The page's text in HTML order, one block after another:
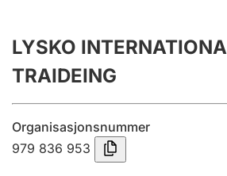
Årsregnskap
Innsending og forsinkelsesgebyr
Tinglysing
LYSKO
TRAIDEING
Organisasjonsnummer
979 836 953